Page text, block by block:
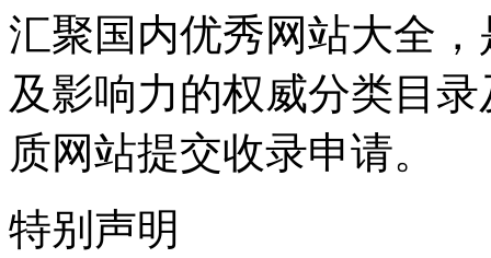
汇聚国内优秀网站大全
及影响力的权威分类目
质网站提交收录申请。
特别声明